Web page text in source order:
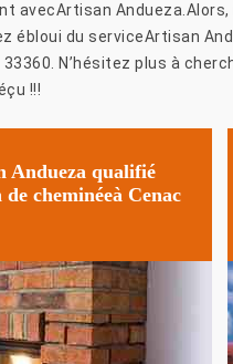
avecArtisan
ébloui du serviceArtisan
N’hésitez plus à
!!!
Andueza qualifié
cheminéeà Cenac